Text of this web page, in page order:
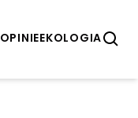
OPINIEEKOLOGIA